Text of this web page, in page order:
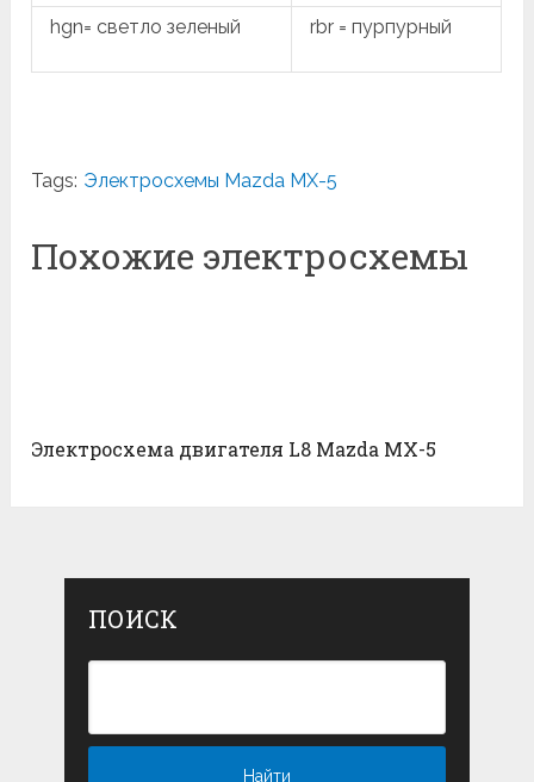
hgn= светло зеленый rbr = пурпурный
Tags: Электросхемы Mazda MX-5
Похожие электросхемы
Электросхема двигателя L8 Mazda MX-5
ПОИСК